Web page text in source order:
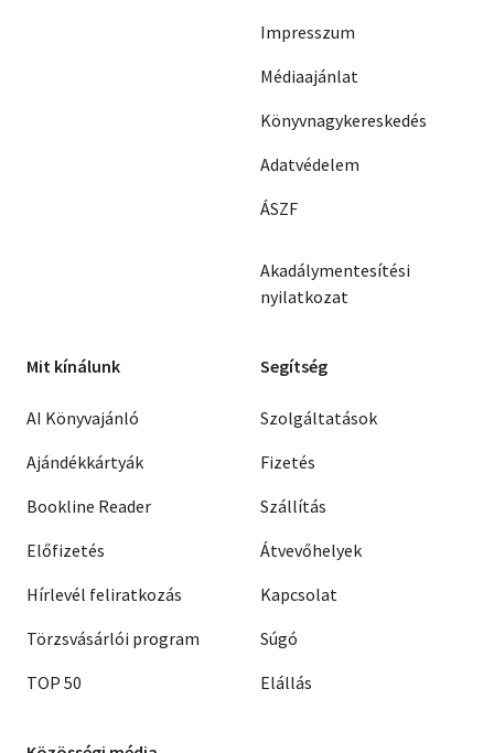
Impresszum
Médiaajánlat
Könyvnagykereskedés
Adatvédelem
ÁSZF
Akadálymentesítési
nyilatkozat
Mit kínálunk
AI Könyvajánló
Ajándékkártyák
Bookline Reader
Előfizetés
Hírlevél feliratkozás
Törzsvásárlói program
TOP 50
Segítség
Szolgáltatások
Fizetés
Szállítás
Átvevőhelyek
Kapcsolat
Súgó
Elállás